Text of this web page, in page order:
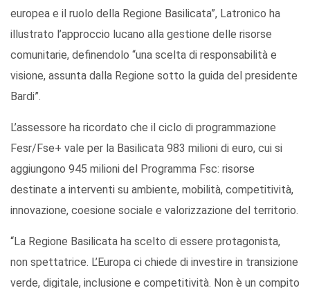
europea e il ruolo della Regione Basilicata”, Latronico ha
illustrato l’approccio lucano alla gestione delle risorse
comunitarie, definendolo “una scelta di responsabilità e
visione, assunta dalla Regione sotto la guida del presidente
Bardi”.
L’assessore ha ricordato che il ciclo di programmazione
Fesr/Fse+ vale per la Basilicata 983 milioni di euro, cui si
aggiungono 945 milioni del Programma Fsc: risorse
destinate a interventi su ambiente, mobilità, competitività,
innovazione, coesione sociale e valorizzazione del territorio.
“La Regione Basilicata ha scelto di essere protagonista,
non spettatrice. L’Europa ci chiede di investire in transizione
verde, digitale, inclusione e competitività. Non è un compito